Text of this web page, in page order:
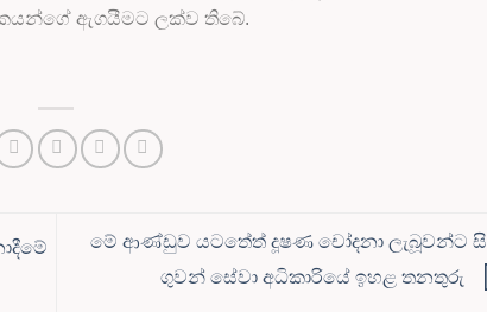
ඇගයීමට ලක්ව තිබේ.
මේ ආණ්ඩුව යටතේත් දූෂණ චෝදනා ලැබූවන්ට
ගුවන් සේවා අධිකාරියේ ඉහළ තනතුරු